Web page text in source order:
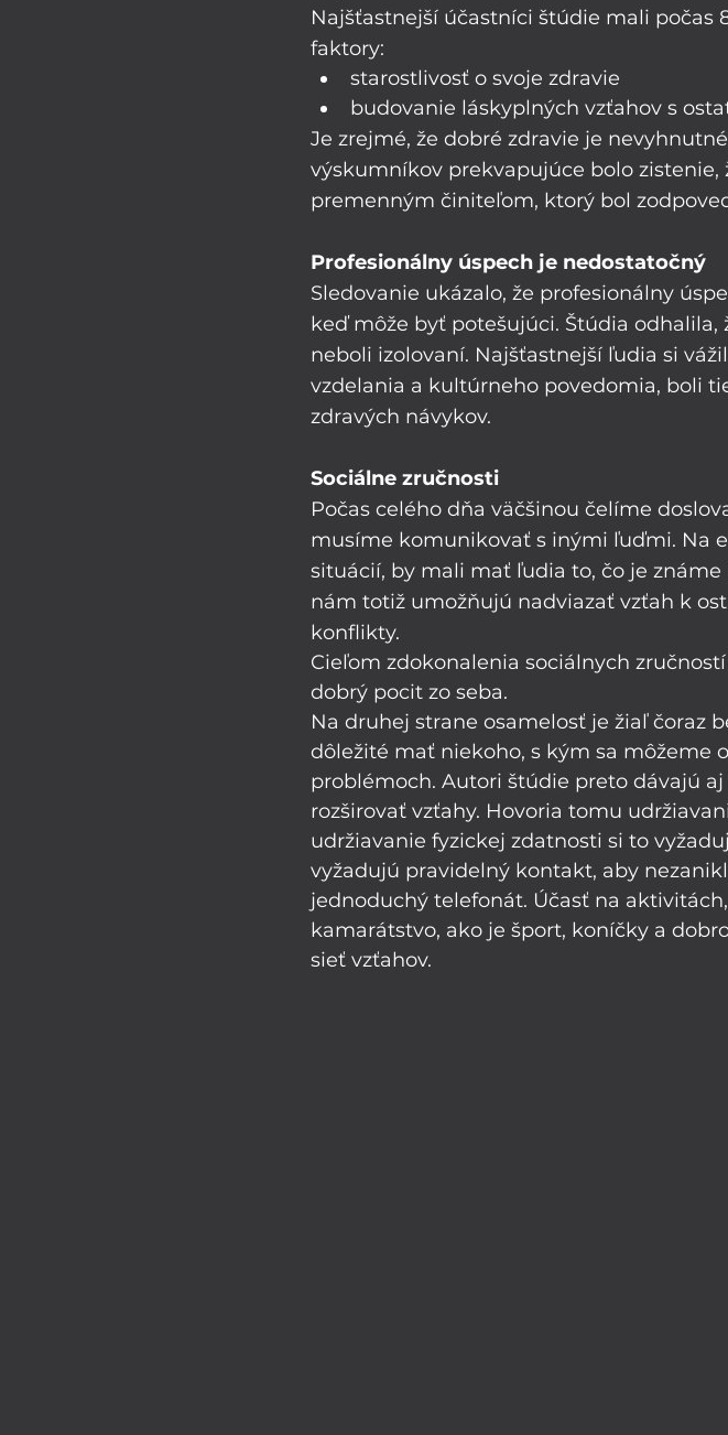
Najšťastnejší účastníci štúdie mali počas
faktory:
starostlivosť o svoje zdravie
budovanie láskyplných vzťahov s
Je zrejmé, že dobré zdravie je
výskumníkov prekvapujúce bolo
premenným činiteľom, ktorý bol
Profesionálny úspech je nedostatočný
Sledovanie ukázalo, že profesionálny
keď môže byť potešujúci. Štúdia
neboli izolovaní. Najšťastnejší ľudia si
vzdelania a kultúrneho povedomia, boli
zdravých návykov.
Sociálne zručnosti
Počas celého dňa väčšinou čelíme
musíme komunikovať s inými ľuďmi. Na
situácií, by mali mať ľudia to, čo je
nám totiž umožňujú nadviazať vzťah k
konflikty.
Cieľom zdokonalenia sociálnych
dobrý pocit zo seba.
Na druhej strane osamelosť je žiaľ čoraz
dôležité mať niekoho, s kým sa môžeme
problémoch. Autori štúdie preto dávajú
rozširovať vzťahy. Hovoria tomu
udržiavanie fyzickej zdatnosti si to
vyžadujú pravidelný kontakt, aby
jednoduchý telefonát. Účasť na
kamarátstvo, ako je šport, koníčky a
sieť vzťahov.